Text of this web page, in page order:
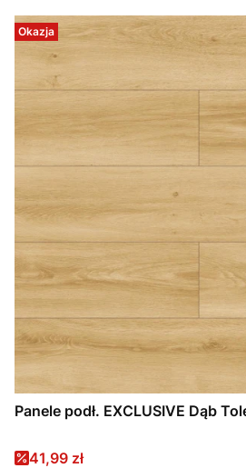
Okazja
Panele podł. EXCLUSIVE Dąb
Cena promocyjna
41,99 zł